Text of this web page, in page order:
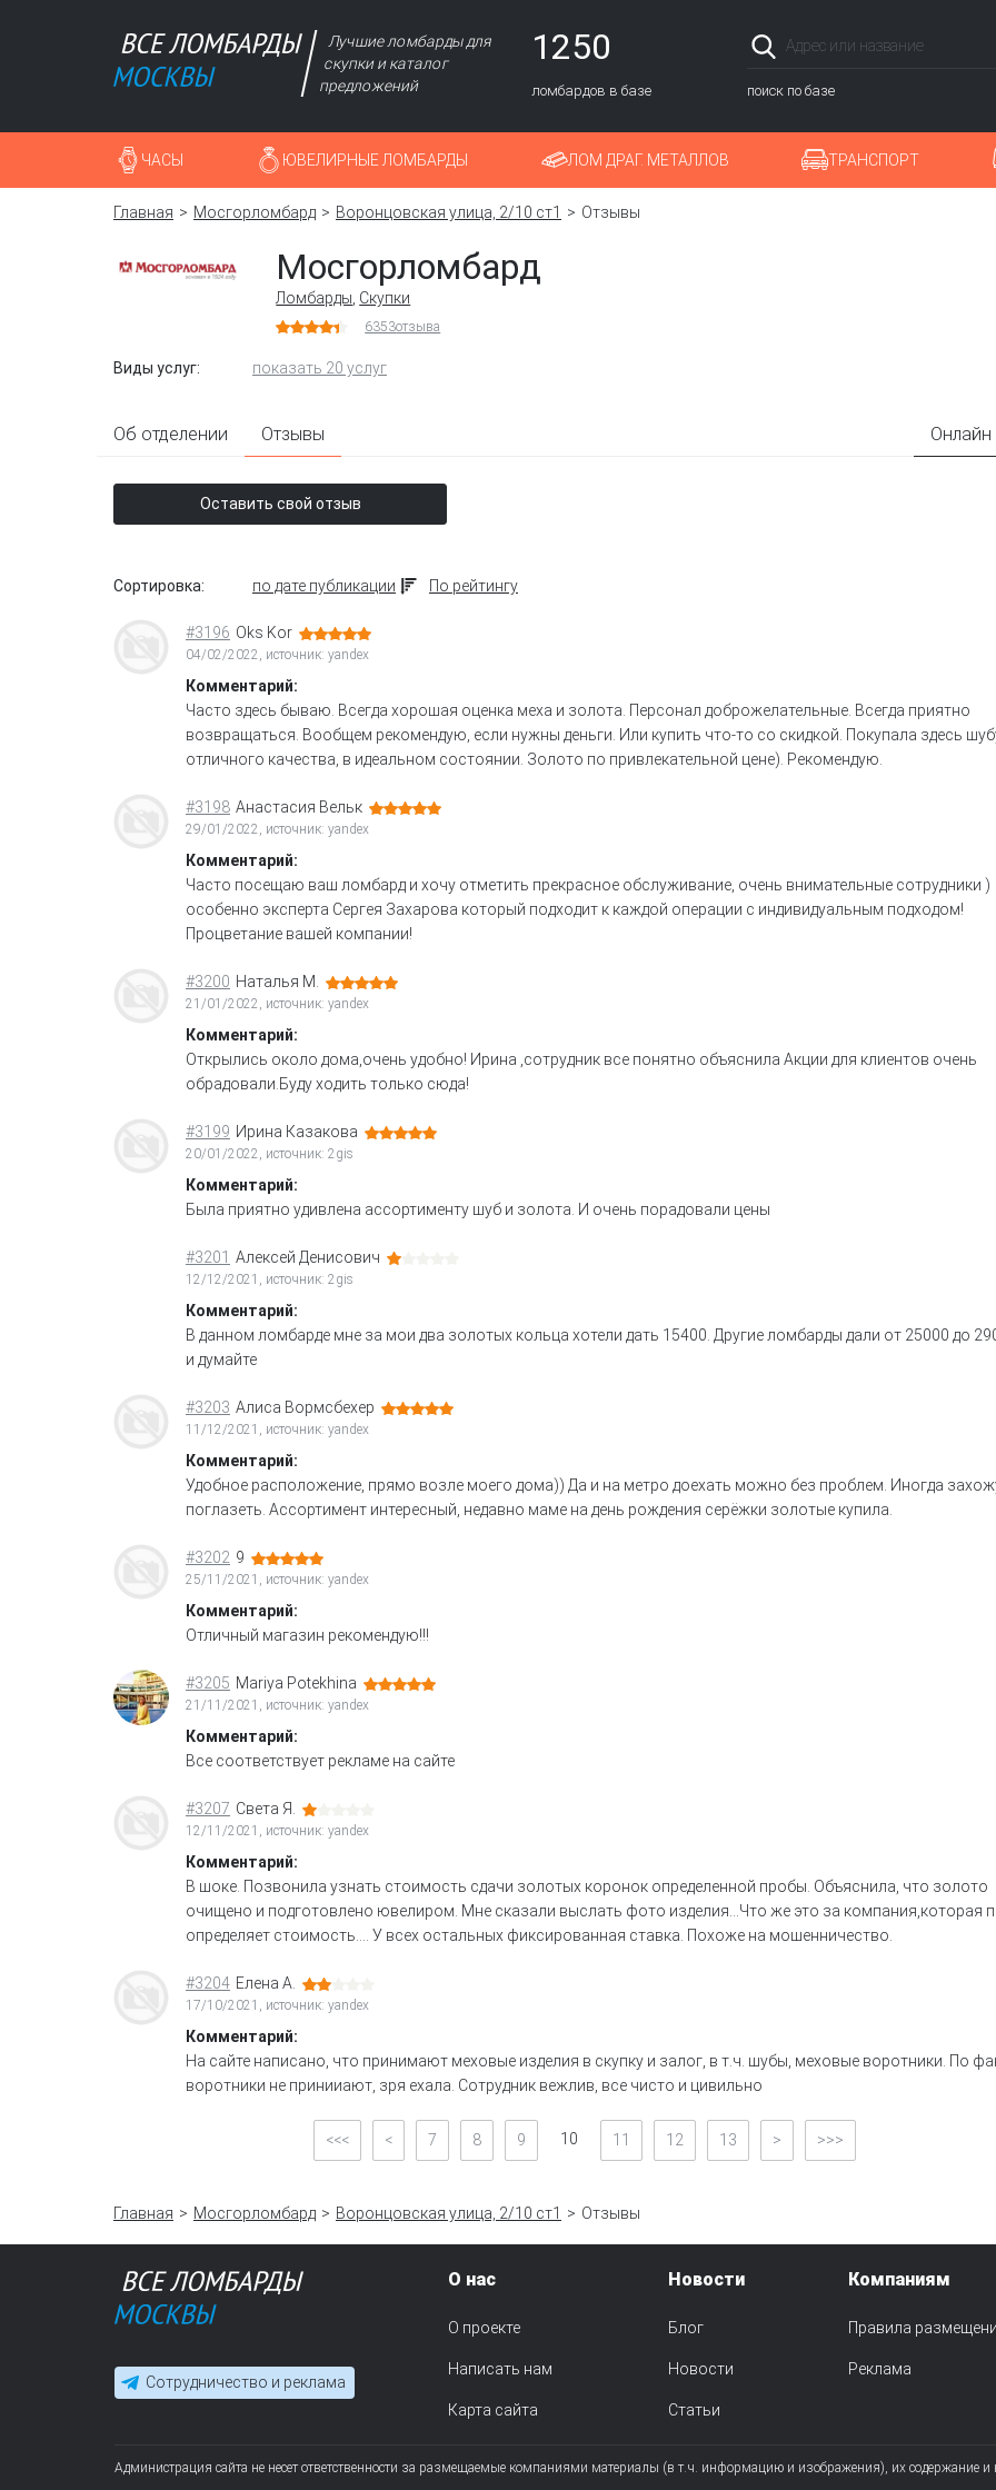
Лучшие ломбарды для
скупки и каталог
предложений
1250
ломбардов в базе поиск по базе
ЧАСЫ ЮВЕЛИРНЫЕ ЛОМБАРДЫ ЛОМ ДРАГ. МЕТАЛЛОВ ТРАНСПОРТ
Главная Мосгорломбард Воронцовская улица, 2/10 ст1 Отзывы
Мосгорломбард
Ломбарды Скупки
6353отзыва
Виды услуг: показать 20 услуг
Об отделении Отзывы Онлайн
Оставить свой отзыв
Сортировка: по дате публикации По рейтингу
#3196 Oks Kor
04/02/2022, источник: yandex
Комментарий:
Часто здесь бываю. Всегда хорошая оценка меха и золота. Персонал доброжелательные. Всегда приятно
возвращаться. Вообщем рекомендую, если нужны деньги. Или купить что-то со скидкой. Покупала здесь
отличного качества, в идеальном состоянии. Золото по привлекательной цене). Рекомендую.
#3198 Анастасия Вельк
29/01/2022, источник: yandex
Комментарий:
Часто посещаю ваш ломбард и хочу отметить прекрасное обслуживание, очень внимательные сотрудники )
особенно эксперта Сергея Захарова который подходит к каждой операции с индивидуальным подходом!
Процветание вашей компании!
#3200 Наталья М.
21/01/2022, источник: yandex
Комментарий:
Открылись около дома,очень удобно! Ирина ,сотрудник все понятно объяснила Акции для клиентов очень
обрадовали.Буду ходить только сюда!
#3199 Ирина Казакова
20/01/2022, источник: 2gis
Комментарий:
Была приятно удивлена ассортименту шуб и золота. И очень порадовали цены
#3201 Алексей Денисович
12/12/2021, источник: 2gis
Комментарий:
В данном ломбарде мне за мои два золотых кольца хотели дать 15400. Другие ломбарды дали от 25000 до
и думайте
#3203 Алиса Вормсбехер
11/12/2021, источник: yandex
Комментарий:
Удобное расположение, прямо возле моего дома)) Да и на метро доехать можно без проблем. Иногда
поглазеть. Ассортимент интересный, недавно маме на день рождения серёжки золотые купила.
#3202 9
25/11/2021, источник: yandex
Комментарий:
Отличный магазин рекомендую!!!
#3205 Mariya Potekhina
21/11/2021, источник: yandex
Комментарий:
Все соответствует рекламе на сайте
#3207 Света Я.
12/11/2021, источник: yandex
Комментарий:
В шоке. Позвонила узнать стоимость сдачи золотых коронок определенной пробы. Объяснила, что золото
очищено и подготовлено ювелиром. Мне сказали выслать фото изделия...Что же это за компания,которая
определяет стоимость.... У всех остальных фиксированная ставка. Похоже на мошенничество.
#3204 Елена А.
17/10/2021, источник: yandex
Комментарий:
На сайте написано, что принимают меховые изделия в скупку и залог, в т.ч. шубы, меховые воротники. По
воротники не принииают, зря ехала. Сотрудник вежлив, все чисто и цивильно
<<< < 7 8 9 10 11 12 13 > >>>
Главная Мосгорломбард Воронцовская улица, 2/10 ст1 Отзывы
О нас
О проекте
Написать нам
Карта сайта
Новости
Блог
Новости
Статьи
Компаниям
Правила
Реклама
Сотрудничество и реклама
Администрация сайта не несет ответственности за размещаемые компаниями материалы (в т.ч. информацию и изображения), их содержание и